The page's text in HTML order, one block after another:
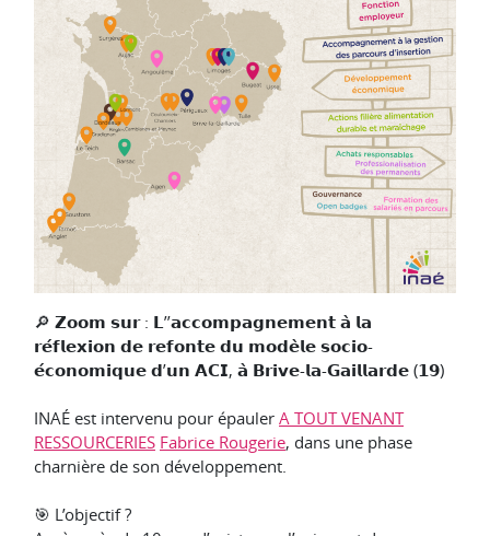
🔎 𝗭𝗼𝗼𝗺 𝘀𝘂𝗿 : 𝗟’’𝗮𝗰𝗰𝗼𝗺𝗽𝗮𝗴𝗻𝗲𝗺𝗲𝗻𝘁 𝗮̀ 𝗹𝗮
𝗿𝗲́𝗳𝗹𝗲𝘅𝗶𝗼𝗻 𝗱𝗲 𝗿𝗲𝗳𝗼𝗻𝘁𝗲 𝗱𝘂 𝗺𝗼𝗱𝗲̀𝗹𝗲 𝘀𝗼𝗰𝗶𝗼-
𝗲́𝗰𝗼𝗻𝗼𝗺𝗶𝗾𝘂𝗲 𝗱’𝘂𝗻 𝗔𝗖𝗜, 𝗮̀ 𝗕𝗿𝗶𝘃𝗲-𝗹𝗮-𝗚𝗮𝗶𝗹𝗹𝗮𝗿𝗱𝗲 (𝟭𝟵)
INAÉ est intervenu pour épauler A TOUT VENANT
RESSOURCERIES Fabrice Rougerie, dans une phase
charnière de son développement.
🎯 L’objectif ?